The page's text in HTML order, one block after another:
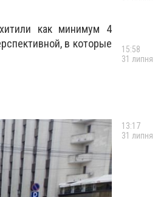
как минимум 4
в которые
15:58
31 липня
13:17
31 липня